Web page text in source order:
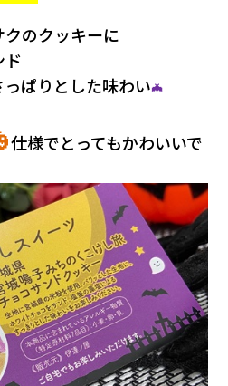
のクッキーに
ド
ぱりとした味わい🦇
仕様でとってもかわいいで